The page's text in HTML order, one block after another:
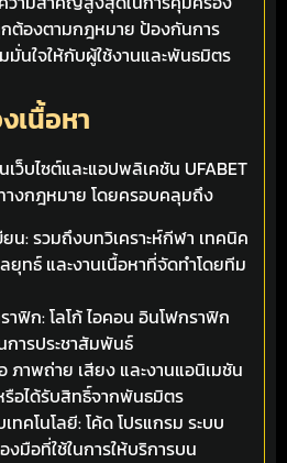
ต้องตามกฎหมาย ป้องกันการ
มั่นใจให้กับผู้ใช้งานและพันธมิตร
เนื้อหา
ว็บไซต์และแอปพลิเคชัน UFABET
งกฎหมาย โดยครอบคลุมถึง
น: รวมถึงบทวิเคราะห์กีฬา เทคนิค
ยุทธ์ และงานเนื้อหาที่จัดทำโดยทีม
ฟิก: โลโก้ ไอคอน อินโฟกราฟิก
การประชาสัมพันธ์
ภาพถ่าย เสียง และงานแอนิเมชัน
อได้รับสิทธิ์จากพันธมิตร
ทคโนโลยี: โค้ด โปรแกรม ระบบ
งมือที่ใช้ในการให้บริการบน